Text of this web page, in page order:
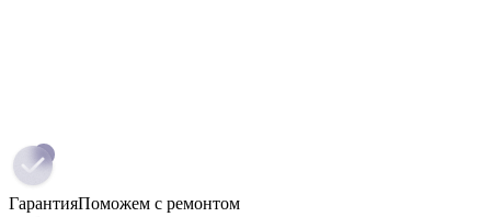
ГарантияПоможем с ремонтом